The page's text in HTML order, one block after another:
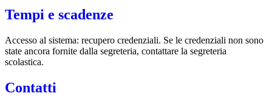
Tempi e scadenze
Accesso al sistema: recupero credenziali. Se le credenziali non sono
state ancora fornite dalla segreteria, contattare la segreteria
scolastica.
Contatti